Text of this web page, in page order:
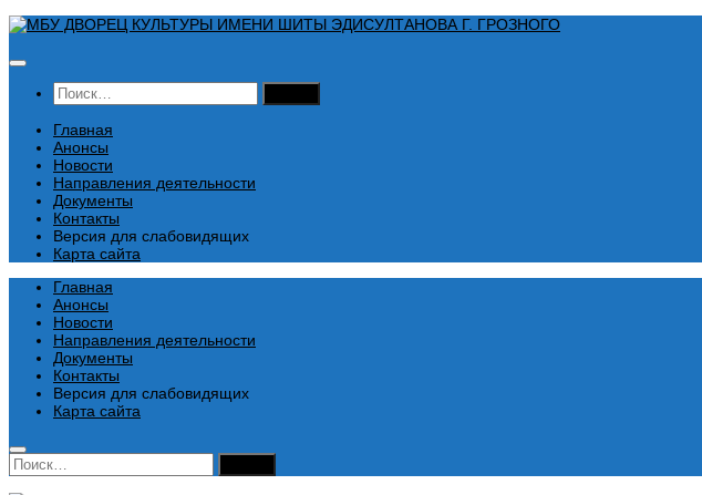
Перейти
содержимому
Найти:
Главная
Анонсы
Новости
Направления деятельности
Документы
Контакты
Версия для слабовидящих
Карта сайта
Главная
Анонсы
Новости
Направления деятельности
Документы
Контакты
Версия для слабовидящих
Карта сайта
Найти: